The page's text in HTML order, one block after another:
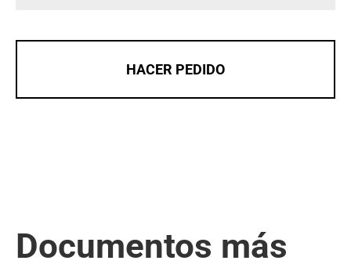
HACER PEDIDO
Documentos más